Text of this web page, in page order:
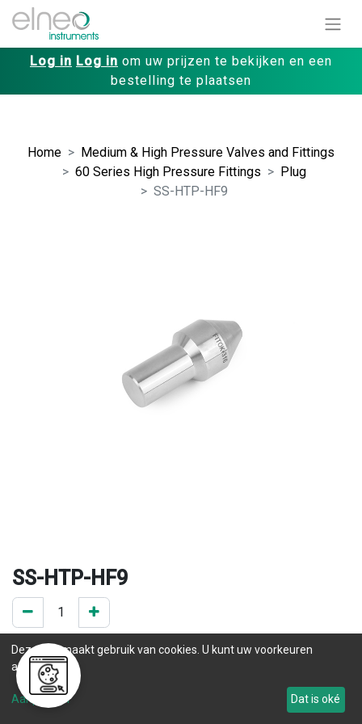
Log in Log in om uw prijzen te bekijken en een
bestelling te plaatsen
Home
Medium & High Pressure Valves and Fittings
60 Series High Pressure Fittings
Plug
SS-HTP-HF9
SS-HTP-HF9
0 ST op voorraad
.
Levertijd
Deze site maakt gebruik van cookies. U kunt uw voorkeuren
aanpassen.
Aanpassen Dat is oké